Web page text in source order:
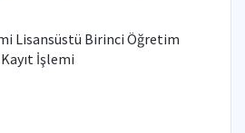
Lisansüstü Birinci Öğretim
İşlemi